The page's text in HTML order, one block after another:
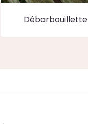
Débarbouillette